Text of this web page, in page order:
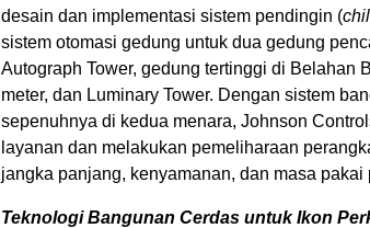
desain dan implementasi sistem pendingin (
sistem otomasi gedung untuk dua gedung
Autograph Tower, gedung tertinggi di Belahan
meter, dan Luminary Tower. Dengan sistem
sepenuhnya di kedua menara, Johnson
layanan dan melakukan pemeliharaan
jangka panjang, kenyamanan, dan masa pakai
Teknologi Bangunan Cerdas untuk Ikon Per